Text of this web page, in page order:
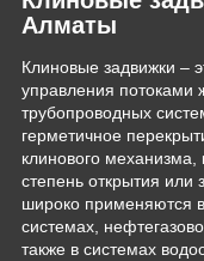
Алматы
Клиновые задвижки –
управления потоками
трубопроводных
герметичное
клинового механизма,
степень открытия или
широко применяются
системах,
также в системах